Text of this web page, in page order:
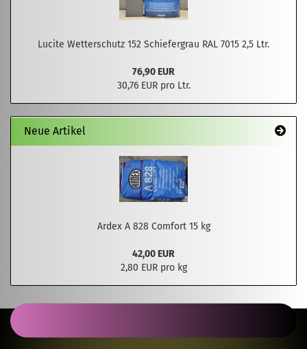
Lucite Wetterschutz 152 Schiefergrau RAL 7015 2,5 Ltr.
76,90 EUR
30,76 EUR pro Ltr.
Neue Artikel
Ardex A 828 Comfort 15 kg
42,00 EUR
2,80 EUR pro kg